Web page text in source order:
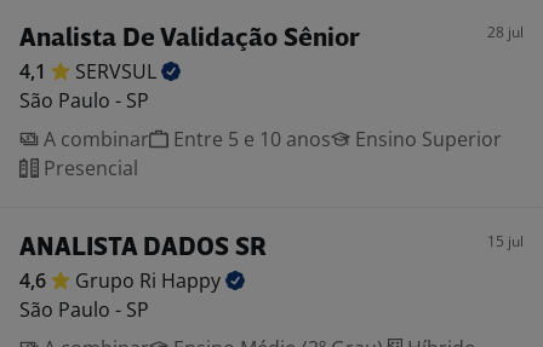
Analista De Validação Sênior 28 jul
4,1
SERVSUL
São Paulo - SP
A combinar
Entre 5 e 10 anos
Ensino Superior
Presencial
ANALISTA DADOS SR 15 jul
4,6 Grupo Ri Happy
São Paulo - SP